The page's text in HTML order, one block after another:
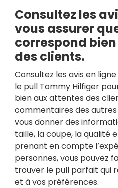
Consultez les
vous assurer
correspond
des clients.
Consultez les avis en
le pull Tommy Hilfiger
bien aux attentes des
commentaires des
vous donner des
taille, la coupe, la qualité
prenant en compte
personnes, vous pouvez
trouver le pull parfait qui
et à vos préférences.